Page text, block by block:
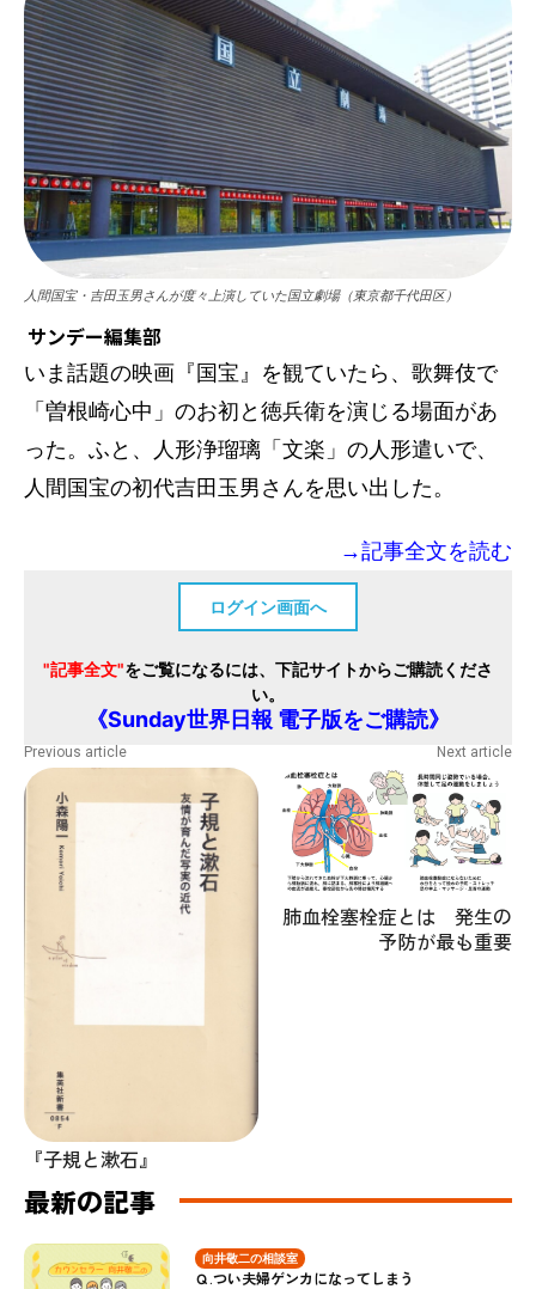
人間国宝・吉田玉男さんが度々上演していた国立劇場（東京都千代田区）
サンデー編集部
いま話題の映画『国宝』を観ていたら、歌舞伎で
「曽根崎心中」のお初と徳兵衛を演じる場面があ
った。ふと、人形浄瑠璃「文楽」の人形遣いで、
人間国宝の初代吉田玉男さんを思い出した。
→記事全文を読む
ログイン画面へ
"記事全文"をご覧になるには、下記サイトからご購読くださ
い。
《Sunday世界日報 電子版をご購読》
Previous article
『子規と漱石』
Next article
肺血栓塞栓症とは 発生の
予防が最も重要
最新の記事
向井敬二の相談室
Ｑ.つい夫婦ゲンカになってしまう